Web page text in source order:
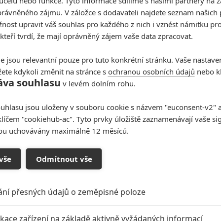
Kniha džunglí tam dala 150mega, a to kvůli tomu že
Můj osobní tip je teda 450 Amerika, 120 Čína a 450
každý týden :D
0
zrovna četl,že to bude masakr,ale svůj názor již měnit
zničující, Logan, Ghost in the Shell, Kong, Kráska a
0
tú miliardu nedá.V ten den je i premiera Trainspottingu
otvirák Krásky a zvířetě bude síce hezkej,ale
a 2 tyden kol 30 mega. Nevím jak je to v Čine,ale
a zvířeti nastoupí Power Rangers,tak si tam na ní
zájmu. V záložce s dodavateli najdete seznam našich
upravit váš souhlas pro každého z nich i vznést námitku
tvrdí, že mají oprávněný zájem vaše data zpracovat.
jsou relevantní pouze pro tuto konkrétní stránku. Vaše
kdykoli změnit na stránce s ochranou osobních údajů nebo
souhlasu v levém dolním rohu.
jsou uloženy v souboru cookie s názvem "euconsent-v2"
"cookiehub-ac". Tyto prvky úložiště zaznamenávají vaše
uchovávány maximálně 12 měsíců.
Odmítnout vše
přesných údajů o zeměpisné poloze
zařízení na základě aktivně vyžádaných informací